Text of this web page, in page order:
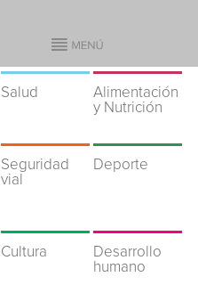
Salud
Alimentación
y Nutrición
Seguridad
vial
Deporte
Cultura
Desarrollo
humano